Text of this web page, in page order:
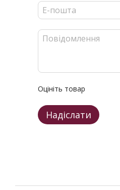
Оцініть товар
Надіслати